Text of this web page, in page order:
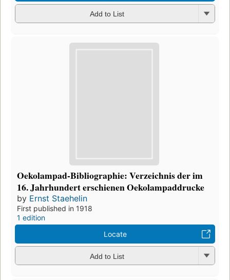
Add to List
Oekolampad-Bibliographie: Verzeichnis der im
16. Jahrhundert erschienen Oekolampaddrucke
by Ernst Staehelin
First published in 1918
1 edition
Locate
Add to List